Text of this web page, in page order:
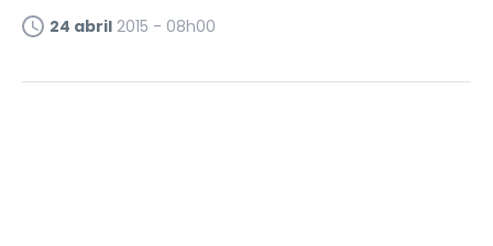
24 abril 2015 - 08h00